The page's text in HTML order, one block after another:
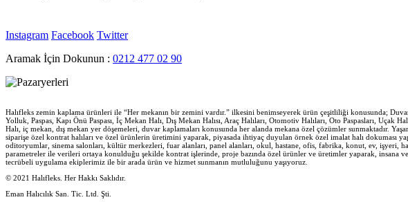
Instagram Facebook Twitter
Aramak İçin Dokunun : 0212 477 02 90
Halıfleks zemin kaplama ürünleri ile “Her mekanın bir zemini vardır.” ilkesini benimseyerek ürün çeşitliliği konusunda;
Yolluk, Paspas, Kapı Önü Paspası, İç Mekan Halı, Dış Mekan Halısı, Araç Halıları, Otomotiv Halıları, Oto Paspasları, Uçak
Halı, iç mekan, dış mekan yer döşemeleri, duvar kaplamaları konusunda her alanda mekana özel çözümler sunmaktadır.
siparişe özel kontrat halıları ve özel ürünlerin üretimini yaparak, piyasada ihtiyaç duyulan örnek özel imalat halı dokuması
oditoryumlar, sinema salonları, kültür merkezleri, fuar alanları, panel alanları, okul, hastane, ofis, fabrika, konut, ev, işyeri,
parametreler ile verileri ortaya konulduğu şekilde kontrat işlerinde, proje bazında özel ürünler ve üretimler yaparak, insana
tecrübeli uygulama ekiplerimiz ile bir arada ürün ve hizmet sunmanın mutluluğunu yaşıyoruz.
© 2021 Halıfleks. Her Hakkı Saklıdır.
Eman Halıcılık San. Tic. Ltd. Şti.